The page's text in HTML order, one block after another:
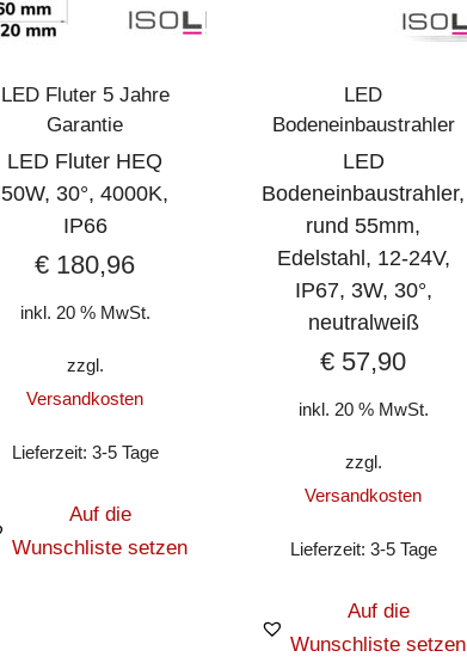
LED Fluter 5 Jahre
Garantie
LED Fluter HEQ
50W, 30°, 4000K,
IP66
€ 180,96
inkl. 20 % MwSt.
zzgl.
Versandkosten
Lieferzeit: 3-5 Tage
Auf die
Wunschliste setzen
LED
Bodeneinbaustrahler
LED
Bodeneinbaustrahler,
rund 55mm,
Edelstahl, 12-24V,
IP67, 3W, 30°,
neutralweiß
€ 57,90
inkl. 20 % MwSt.
zzgl.
Versandkosten
Lieferzeit: 3-5 Tage
Auf die
Wunschliste setzen